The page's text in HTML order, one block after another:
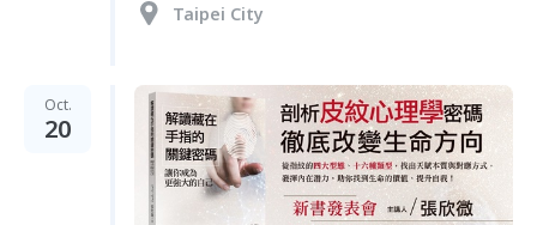
Taipei City
Oct.
20